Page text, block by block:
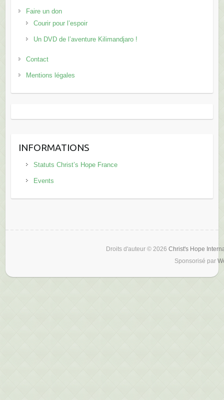
Faire un don
Courir pour l’espoir
Un DVD de l’aventure Kilimandjaro !
Contact
Mentions légales
INFORMATIONS
Statuts Christ’s Hope France
Events
Droits d'auteur © 2026 Christ's Hope
Sponsorisé par